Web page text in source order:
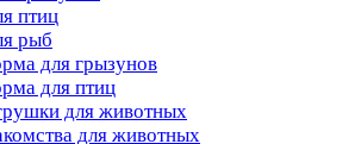
птиц
рыб
для грызунов
для птиц
для животных
для животных